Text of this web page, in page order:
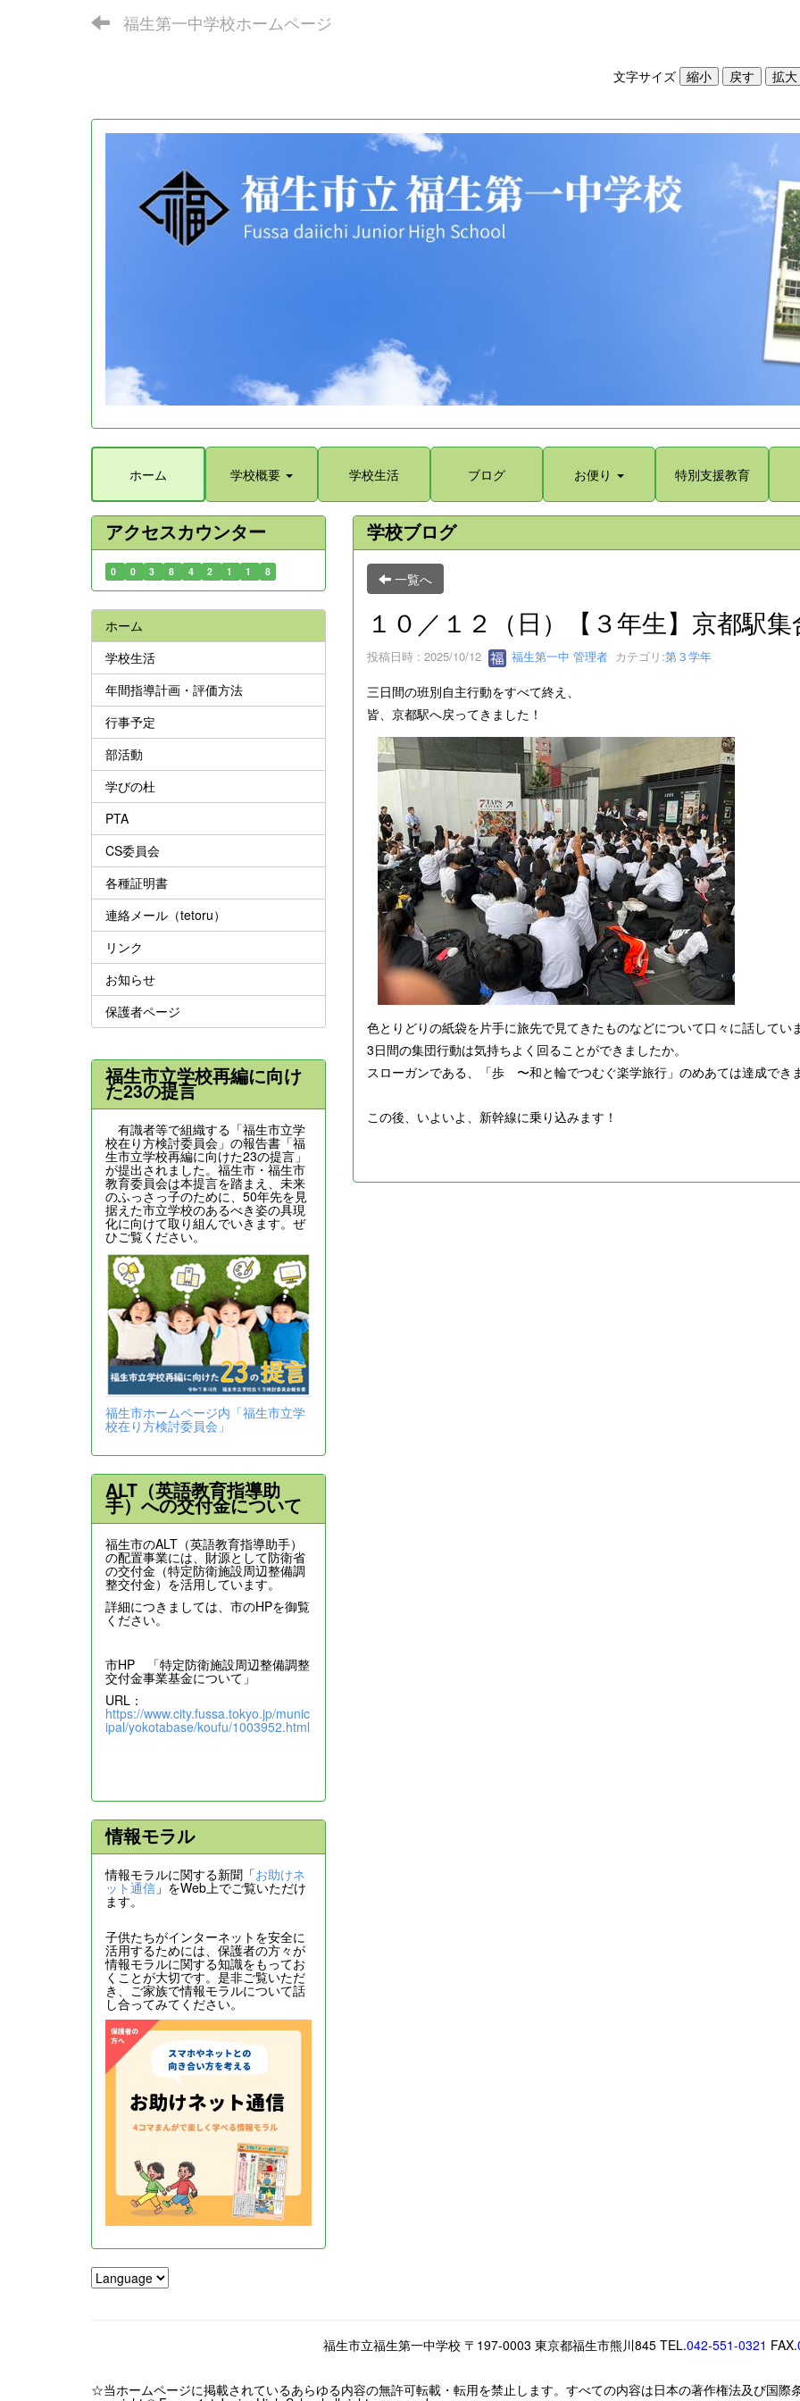
福生第一中学校ホームページ
文字サイズ
ホーム 学校概要 学校生活 ブログ お便り 特別支援教育
学校ブログ
一覧へ
１０／１２（日）【３年生】京都駅集
投稿日時 : 2025/10/12 福生第一中 管理者カテゴリ:第３学年
三日間の班別自主行動をすべて終え、
皆、京都駅へ戻ってきました！
色とりどりの紙袋を片手に旅先で見てきたものなどについて口々に話していま
3日間の集団行動は気持ちよく回ることができましたか。
スローガンである、「歩 〜和と輪でつむぐ楽学旅行」のめあては達成できま
この後、いよいよ、新幹線に乗り込みます！
アクセスカウンター
0 0 3 8 4 2 1 1 8
ホーム
学校生活
年間指導計画・評価方法
行事予定
部活動
学びの杜
PTA
CS委員会
各種証明書
連絡メール（tetoru）
リンク
お知らせ
保護者ページ
福生市立学校再編に向け
た23の提言
有識者等で組織する「福生市立学
校在り方検討委員会」の報告書「福
生市立学校再編に向けた23の提言」
が提出されました。福生市・福生市
教育委員会は本提言を踏まえ、未来
のふっさっ子のために、50年先を見
据えた市立学校のあるべき姿の具現
化に向けて取り組んでいきます。ぜ
ひご覧ください。
福生市ホームページ内「福生市立学
校在り方検討委員会」
ALT（英語教育指導助
手）への交付金について
福生市のALT（英語教育指導助手）
の配置事業には、財源として防衛省
の交付金（特定防衛施設周辺整備調
整交付金）を活用しています。
詳細につきましては、市のHPを御覧
ください。
市HP 「特定防衛施設周辺整備調整
交付金事業基金について」
URL：
https://www.city.fussa.tokyo.jp/munic
ipal/yokotabase/koufu/1003952.html
情報モラル
情報モラルに関する新聞「お助けネ
ット通信 」をWeb上でご覧いただけ
ます。
子供たちがインターネットを安全に
活用するためには、保護者の方々が
情報モラルに関する知識をもってお
くことが大切です。是非ご覧いただ
き、ご家族で情報モラルについて話
し合ってみてください。
福生市立福生第一中学校 〒197-0003 東京都福生市熊川845 TEL.042-551-0321 FAX.
☆当ホームページに掲載されているあらゆる内容の無許可転載・転用を禁止します。すべての内容は日本の著作権法及び国際